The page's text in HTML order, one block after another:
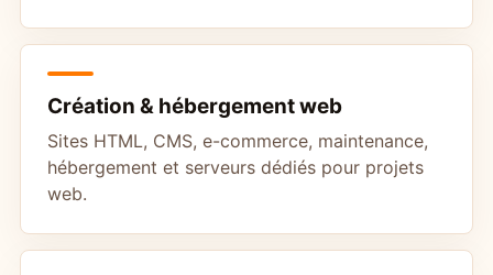
Création & hébergement web
Sites HTML, CMS, e-commerce, maintenance,
hébergement et serveurs dédiés pour projets
web.